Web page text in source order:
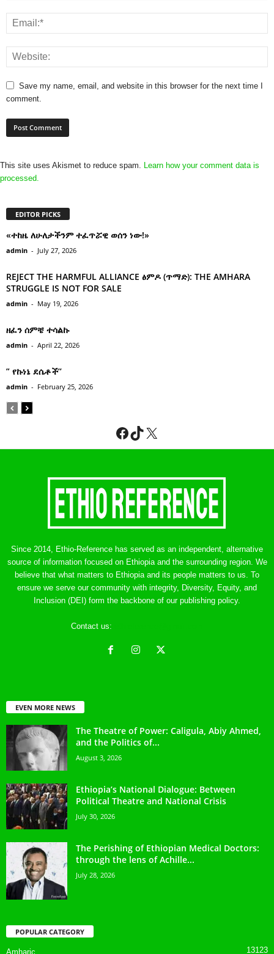
Save my name, email, and website in this browser for the next time I
comment.
This site uses Akismet to reduce spam. Learn how your comment data is
processed.
EDITOR PICKS
«ተከዜ ለሁለታችንም ተፈጥሯዊ ወሰን ነው!»
admin - July 27, 2026
REJECT THE HARMFUL ALLIANCE ፅምዶ (ጥማድ): THE AMHARA
STRUGGLE IS NOT FOR SALE
admin - May 19, 2026
ዘፈን ሰምቼ ተሳልኩ
admin - April 22, 2026
” የኩነኔ ደሴቶች’’
admin - February 25, 2026
Facebook
TikTok
X
Since 2014, Ethio-Reference has served as an independent, alternative
source of information focused on Ethiopia and the surrounding region. We
believe that what matters to Ethiopia and its people matters to us. To
ensure we serve our community with integrity, Diversity, Equity, and
Inclusion (DEI) form the backbone of our publishing policy.
Contact us:
EVEN MORE NEWS
The Theatre of Power: Caligula, Abiy Ahmed,
and the Politics of...
August 3, 2026
Ethiopia’s National Dialogue: Between
Political Theatre and National Crisis
July 30, 2026
The Perishing of Ethiopian Medical Doctors:
through the lens of Achille...
July 28, 2026
POPULAR CATEGORY
Amharic 13123